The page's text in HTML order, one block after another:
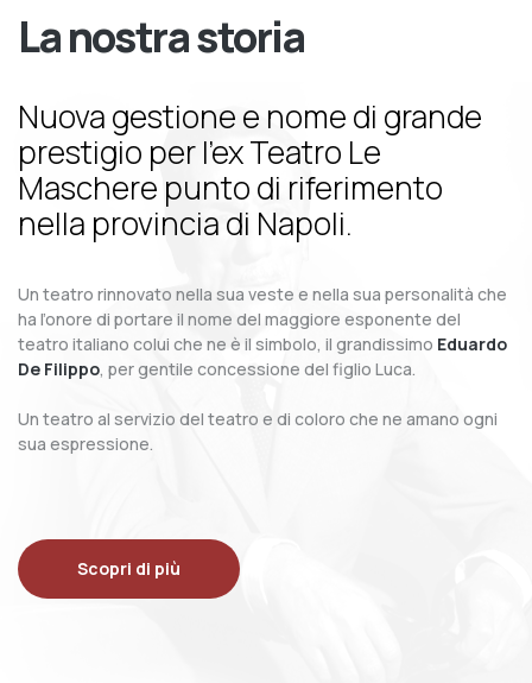
La nostra storia
Nuova gestione e nome di grande
prestigio per l’ex Teatro Le
Maschere punto di riferimento
nella provincia di Napoli.
Un teatro rinnovato nella sua veste e nella sua personalità che
ha l’onore di portare il nome del maggiore esponente del
teatro italiano colui che ne è il simbolo, il grandissimo Eduardo
De Filippo, per gentile concessione del figlio Luca.
Un teatro al servizio del teatro e di coloro che ne amano ogni
sua espressione.
Scopri di più